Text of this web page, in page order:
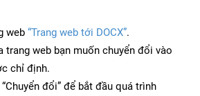
web “Trang web tới DOCX”.
trang web bạn muốn chuyển đổi vào
chỉ định.
đổi” để bắt đầu quá trình